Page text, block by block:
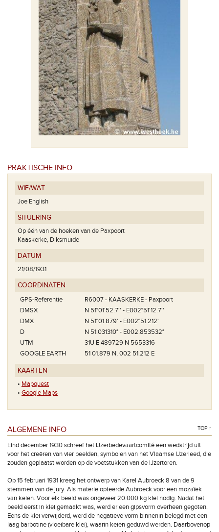
PRAKTISCHE INFO
WIE/WAT
Joe English
SITUERING
Op één van de hoeken van de Paxpoort
Kaaskerke, Diksmuide
DATUM
21/08/1931
COÖRDINATEN
GPS-Referentie
R6007 - KAASKERKE - Paxpoort
DMSX
N 51°01'52.7'' - E002°51'12.7''
DMX
N 51°01.879' - E002°51.212'
D
N 51.031310° - E002.853532°
UTM
31U E 489729 N 5653316
GOOGLE EARTH
51 01.879 N, 002 51.212 E
KAARTEN
• Mapquest
• Google Maps
ALGEMENE INFO TOP ↑
Eind december 1930 schreef het IJzerbedevaartcomité een wedstrijd uit
voor het creëren van vier beelden, symbolen van het Vlaamse IJzerleed, die
zouden geplaatst worden op de voetstukken van de IJzertoren.
Op 15 februari 1931 kreeg het ontwerp van Karel Aubroeck 8 van de 9
stemmen van de jury. Als materie opteerde Aubroeck voor een mozaïek
van keien. Voor elk beeld was ongeveer 20.000 kg klei nodig. Nadat het
beeld eerst in klei gemaakt was, werd er een gipsvorm overheen gegoten.
Eens de klei verwijderd, werd de negatieve vorm binnenin belegd met een
laag barbotine (vloeibare klei), waarin keien geduwd werden. Daarbovenop